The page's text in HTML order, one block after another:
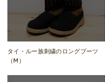
タイ・ルー族刺繍のロングブーツ
（M）